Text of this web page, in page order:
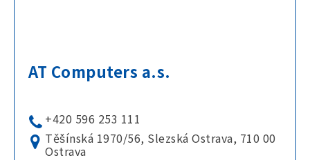
AT Computers a.s.
+420 596 253 111
Těšínská 1970/56, Slezská Ostrava, 710 00
Ostrava